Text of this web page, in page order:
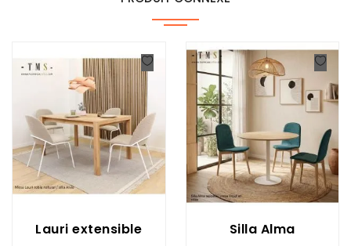
Lauri extensible Silla Alma